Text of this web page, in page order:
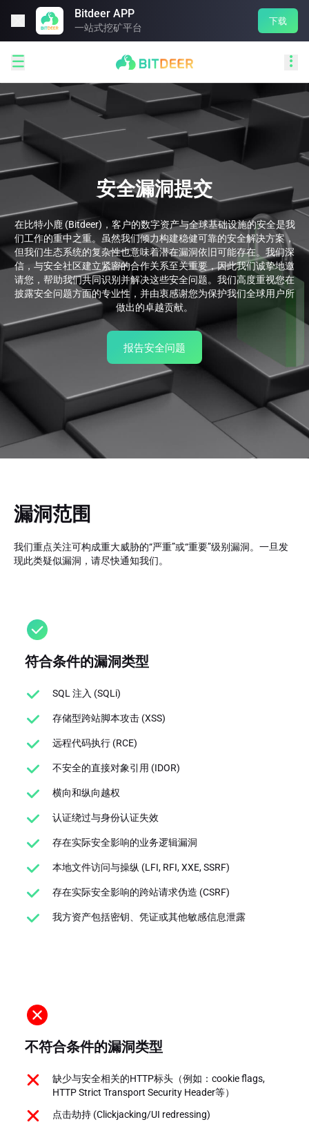
Bitdeer APP
一站式挖矿平台
下载
 
安全漏洞提交
在比特小鹿 (Bitdeer)，客户的数字资产与全球基础设施的安全是我
们工作的重中之重。虽然我们倾力构建稳健可靠的安全解决方案，
但我们生态系统的复杂性也意味着潜在漏洞依旧可能存在。我们深
信，与安全社区建立紧密的合作关系至关重要，因此我们诚挚地邀
请您，帮助我们共同识别并解决这些安全问题。我们高度重视您在
披露安全问题方面的专业性，并由衷感谢您为保护我们全球用户所
做出的卓越贡献。
报告安全问题
漏洞范围
我们重点关注可构成重大威胁的“严重”或“重要”级别漏洞。一旦发
现此类疑似漏洞，请尽快通知我们。
符合条件的漏洞类型
SQL 注入 (SQLi)
存储型跨站脚本攻击 (XSS)
远程代码执行 (RCE)
不安全的直接对象引用 (IDOR)
横向和纵向越权
认证绕过与身份认证失效
存在实际安全影响的业务逻辑漏洞
本地文件访问与操纵 (LFI, RFI, XXE, SSRF)
存在实际安全影响的跨站请求伪造 (CSRF)
我方资产包括密钥、凭证或其他敏感信息泄露
不符合条件的漏洞类型
缺少与安全相关的HTTP标头（例如：cookie flags,
HTTP Strict Transport Security Header等）
点击劫持 (Clickjacking/UI redressing)